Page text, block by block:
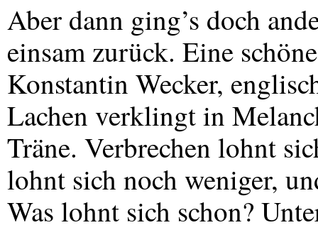
Aber dann ging’s doch
einsam zurück. Eine
Konstantin Wecker,
Lachen verklingt in
Träne. Verbrechen lohnt
lohnt sich noch weniger,
Was lohnt sich schon?